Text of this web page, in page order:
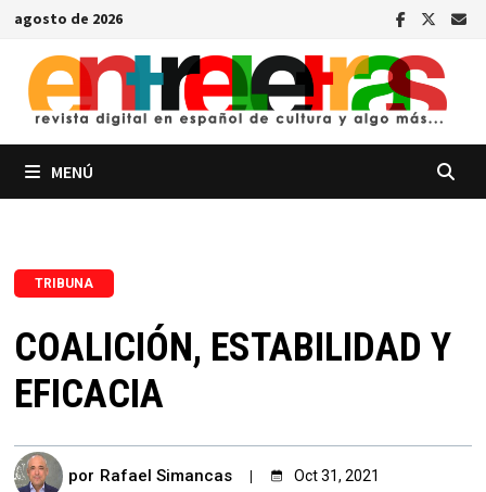
Saltar
contenido
agosto de 2026
MENÚ
TRIBUNA
COALICIÓN, ESTABILIDAD Y
EFICACIA
por Rafael Simancas Oct 31, 2021